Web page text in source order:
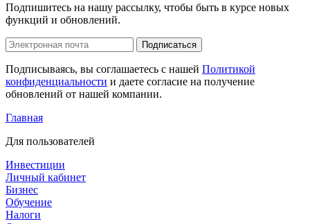
Подпишитесь на нашу рассылку, чтобы быть в курсе новых
функций и обновлений.
Подписаться
Подписываясь, вы соглашаетесь с нашей Политикой
конфиденциальности и даете согласие на получение
обновлений от нашей компании.
Главная
Для пользователей
Инвестиции
Личный кабинет
Бизнес
Обучение
Налоги